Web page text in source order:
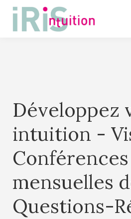
Master
Développez
intuition -
Conférences
mensuelles
Questions-